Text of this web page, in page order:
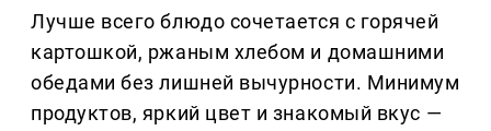
Лучше всего блюдо сочетается с горячей
картошкой, ржаным хлебом и домашними
обедами без лишней вычурности. Минимум
продуктов, яркий цвет и знакомый вкус —